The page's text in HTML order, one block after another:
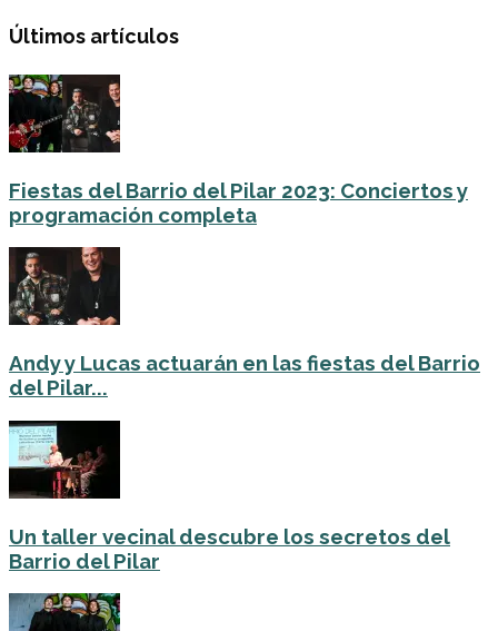
Últimos artículos
Fiestas del Barrio del Pilar 2023: Conciertos y
programación completa
Andy y Lucas actuarán en las fiestas del Barrio
del Pilar...
Un taller vecinal descubre los secretos del
Barrio del Pilar